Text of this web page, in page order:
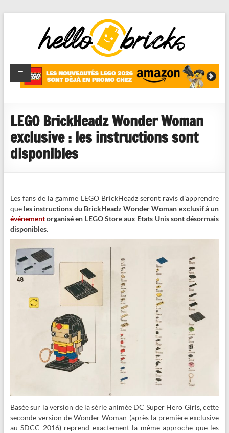
HelloBricks
Blog LEGO,
nouveaut�s
reviews
LEGO BrickHeadz Wonder Woman
exclusive : les instructions sont
disponibles
Les fans de la gamme LEGO BrickHeadz seront ravis d’apprendre
que les instructions du BrickHeadz Wonder Woman exclusif à un
événementorganisé en LEGO Store aux Etats Unis sont désormais
disponibles.
Basée sur la version de la série animée DC Super Hero Girls, cette
seconde version de Wonder Woman (après la première exclusive
au SDCC 2016) reprend exactement la même approche que les